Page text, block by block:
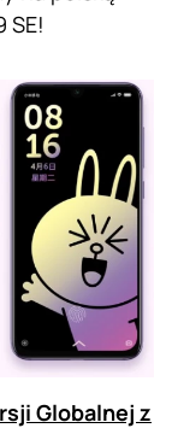
SE!
Globalnej z